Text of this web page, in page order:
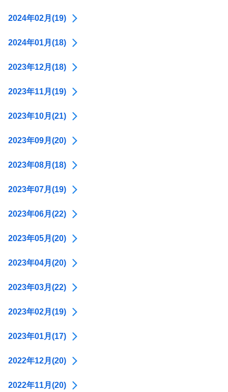
2024年02月(19)
2024年01月(18)
2023年12月(18)
2023年11月(19)
2023年10月(21)
2023年09月(20)
2023年08月(18)
2023年07月(19)
2023年06月(22)
2023年05月(20)
2023年04月(20)
2023年03月(22)
2023年02月(19)
2023年01月(17)
2022年12月(20)
2022年11月(20)